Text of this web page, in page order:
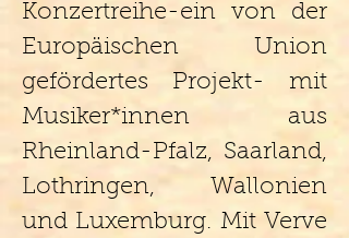
Konzertreihe-ein von der
Europäischen Union
gefördertes Projekt- mit
Musiker*innen aus
Rheinland-Pfalz, Saarland,
Lothringen, Wallonien
und Luxemburg. Mit Verve